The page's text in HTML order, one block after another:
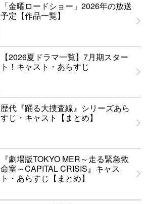
「金曜ロードショー」2026年の放送
予定【作品一覧】
【2026夏ドラマ一覧】7月期スター
ト！キャスト・あらすじ
歴代『踊る大捜査線』シリーズあら
すじ・キャスト【まとめ】
『劇場版TOKYO MER～走る緊急救
命室～CAPITAL CRISIS』キャス
ト・あらすじ【まとめ】